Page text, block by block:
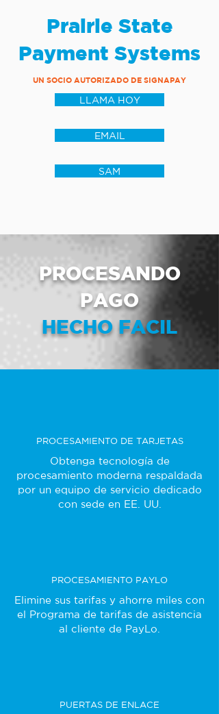
Prairie State
Payment Systems
UN SOCIO AUTORIZADO DE SIGNAPAY
LLAMA HOY
EMAIL
SAM
PROCESANDO
PAGO
HECHO FACIL
PROCESAMIENTO DE TARJETAS
Obtenga tecnología de
procesamiento moderna respaldada
por un equipo de servicio dedicado
con sede en EE. UU.
PROCESAMIENTO PAYLO
Elimine sus tarifas y ahorre miles con
el Programa de tarifas de asistencia
al cliente de PayLo.
PUERTAS DE ENLACE